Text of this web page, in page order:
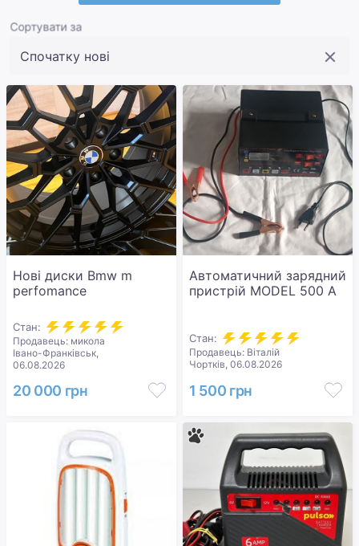
Сортувати за
Нові диски Bmw m
perfomance
Стан:
Продавець: микола
Івано-Франківськ,
06.08.2026
20 000 грн
Автоматичний зарядний
пристрій MODEL 500 A
Стан:
Продавець: Віталій
Чортків, 06.08.2026
1 500 грн